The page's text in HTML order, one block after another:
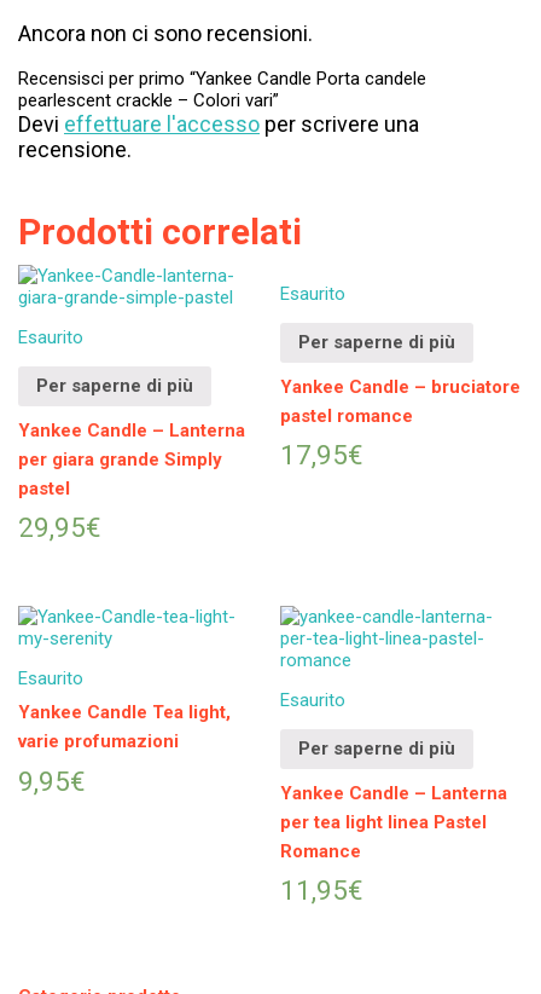
Ancora non ci sono recensioni.
Recensisci per primo “Yankee Candle Porta candele
pearlescent crackle – Colori vari”
Devi effettuare l'accesso per scrivere una
recensione.
Prodotti correlati
Esaurito
Per saperne di più
Yankee Candle – Lanterna
per giara grande Simply
pastel
29,95€
Esaurito
Per saperne di più
Yankee Candle – bruciatore
pastel romance
17,95€
Esaurito
Yankee Candle Tea light,
varie profumazioni
9,95€
Esaurito
Per saperne di più
Yankee Candle – Lanterna
per tea light linea Pastel
Romance
11,95€